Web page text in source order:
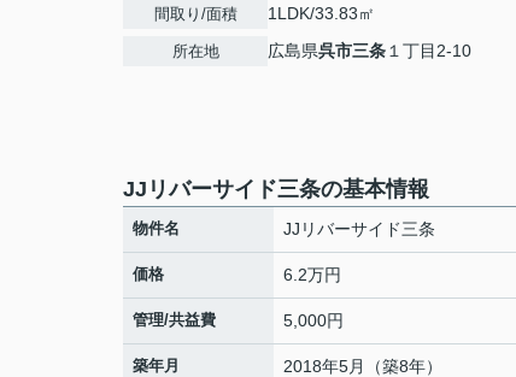
間取り/面積 1LDK/33.83㎡
所在地 広島県呉市三条 １丁目2-10
JJリバーサイド三条の基本情報
物件名 JJリバーサイド三条
価格 6.2万円
管理/共益費 5,000円
築年月 2018年5月（築8年）